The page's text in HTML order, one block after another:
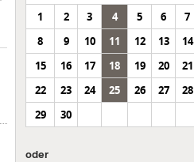
1
2 3 4 5 6
7
8
9 10 11 12 13
14
15
16 17 18 19 20
21
22
23 24 25 26 27
28
29
30
oder